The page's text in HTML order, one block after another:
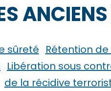
sûreté Rétention
Libération sous
de la récidive